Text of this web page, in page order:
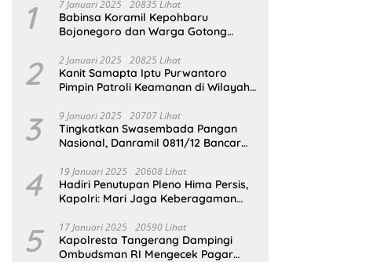
1 7 Januari 2025 20835 Lihat
Babinsa Koramil Kepohbaru
Bojonegoro dan Warga Gotong
Gedung SDN Pejok
2 2 Januari 2025 20825 Lihat
Kanit Samapta Iptu Purwantoro
Pimpin Patroli Keamanan di Wilayah
3 9 Januari 2025 20707 Lihat
Tingkatkan Swasembada Pangan
Nasional, Danramil 0811/12 Bancar
Petani Tanam Padi Di Desa Pugoh
4 19 Januari 2025 20608 Lihat
Hadiri Penutupan Pleno Hima Persis,
Kapolri: Mari Jaga Keberagaman
2045
5 17 Januari 2025 20590 Lihat
Kapolresta Tangerang Dampingi
Ombudsman RI Mengecek Pagar